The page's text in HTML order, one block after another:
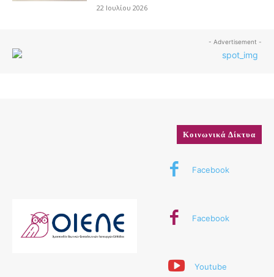
22 Ιουλίου 2026
- Advertisement -
Κοινωνικά Δίκτυα
Facebook
Facebook
Youtube